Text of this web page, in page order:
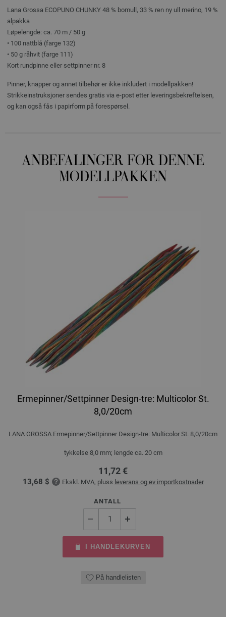
Lana Grossa ECOPUNO CHUNKY 48 % bomull, 33 % ren ny ull merino, 19 %
alpakka
Løpelengde: ca. 70 m / 50 g
• 100 nattblå (farge 132)
• 50 g råhvit (farge 111)
Kort rundpinne eller settpinner nr. 8
Pinner, knapper og annet tilbehør er ikke inkludert i modellpakken!
Strikkeinstruksjoner sendes gratis via e-post etter leveringsbekreftelsen,
og kan også fås i papirform på forespørsel.
ANBEFALINGER FOR DENNE
MODELLPAKKEN
Ermepinner/Settpinner Design-tre: Multicolor St.
8,0/20cm
LANA GROSSA Ermepinner/Settpinner Design-tre: Multicolor St. 8,0/20cm
tykkelse 8,0 mm; lengde ca. 20 cm
11,72 €
13,68 $ Ekskl. MVA, pluss leverans og ev importkostnader
ANTALL
I HANDLEKURVEN
På handlelisten